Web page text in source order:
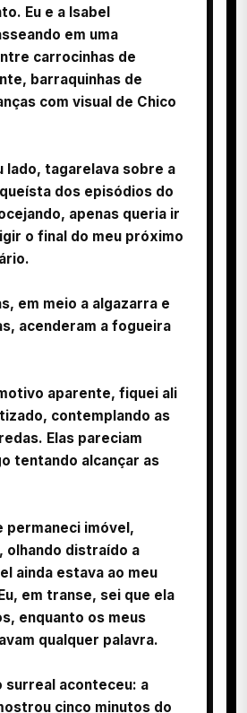
Eu e a Isabel
em uma
carrocinhas de
barraquinhas de
com visual de Chico
lado, tagarelava sobre a
dos episódios do
apenas queria ir
o final do meu próximo
em meio a algazarra e
acenderam a fogueira
aparente, fiquei ali
contemplando as
Elas pareciam
tentando alcançar as
permaneci imóvel,
olhando distraído a
ainda estava ao meu
em transe, sei que ela
enquanto os meus
qualquer palavra.
surreal aconteceu: a
cinco minutos do